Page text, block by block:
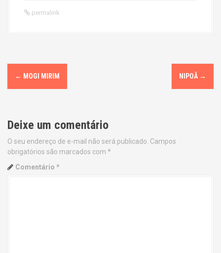
permalink
P
o
t
n
a
← MOGI MIRIM NIPOÃ →
Deixe um comentário
O seu endereço de e-mail não será publicado. Campos
obrigatórios são marcados com *
Comentário *